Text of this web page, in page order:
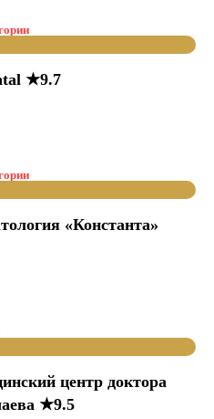
★9.7
«Константа»
центр доктора
★9.5